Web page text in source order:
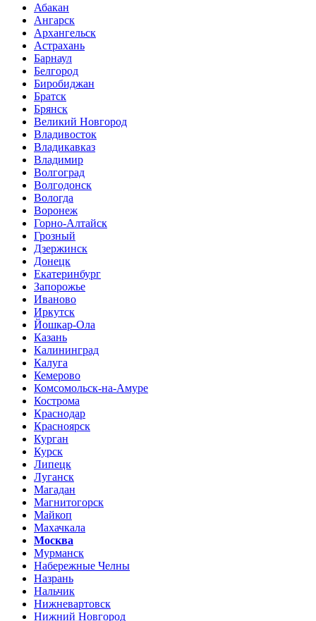
Абакан
Ангарск
Архангельск
Астрахань
Барнаул
Белгород
Биробиджан
Братск
Брянск
Великий Новгород
Владивосток
Владикавказ
Владимир
Волгоград
Волгодонск
Вологда
Воронеж
Горно-Алтайск
Грозный
Дзержинск
Донецк
Екатеринбург
Запорожье
Иваново
Иркутск
Йошкар-Ола
Казань
Калининград
Калуга
Кемерово
Комсомольск-на-Амуре
Кострома
Краснодар
Красноярск
Курган
Курск
Липецк
Луганск
Магадан
Магнитогорск
Майкоп
Махачкала
Москва
Мурманск
Набережные Челны
Назрань
Нальчик
Нижневартовск
Нижний Новгород